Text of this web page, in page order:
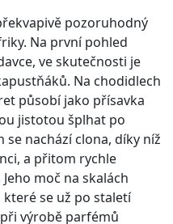
pozoruhodný
Na první pohled
ve skutečnosti je
Na chodidlech
působí jako přísavka
jistotou šplhat po
se nachází clona, díky níž
a přitom rychle
moč na skalách
se už po staletí
výrobě parfémů